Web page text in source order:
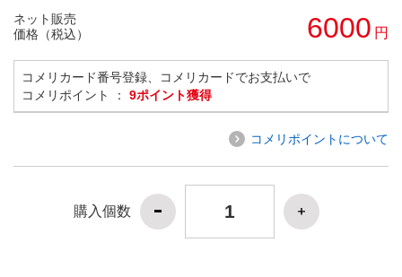
ネット販売
価格（税込）
6000 円
コメリカード番号登録、コメリカードでお支払いで
コメリポイント ： 9ポイント獲得
コメリポイントについて
購入個数